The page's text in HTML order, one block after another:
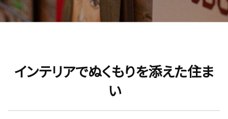
インテリアでぬくもりを添えた住ま
い